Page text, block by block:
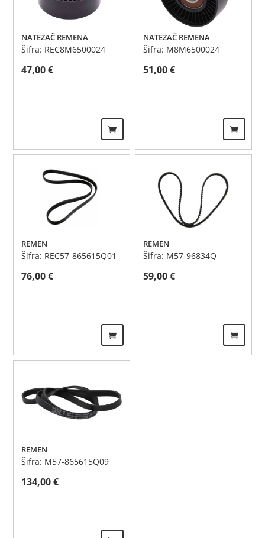
NATEZAČ REMENA
Šifra: REC8M6500024
47,00€
NATEZAČ REMENA
Šifra: M8M6500024
51,00€
REMEN
Šifra: REC57-865615Q01
76,00€
REMEN
Šifra: M57-96834Q
59,00€
REMEN
Šifra: M57-865615Q09
134,00€